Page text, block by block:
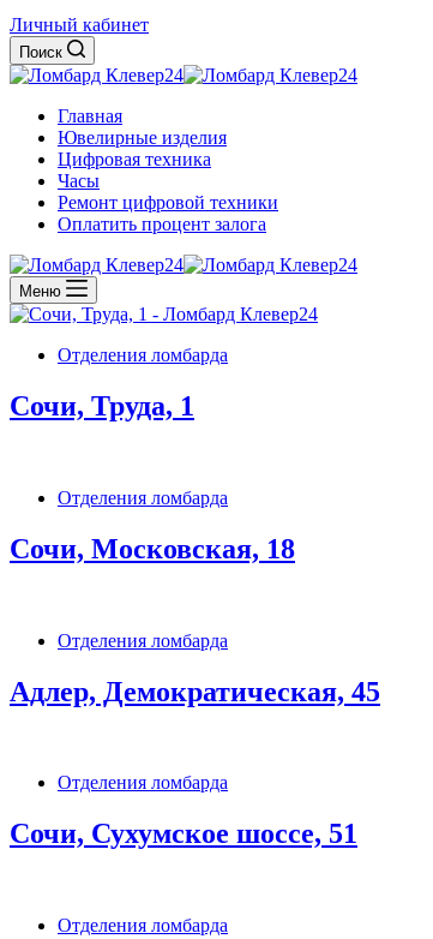
Личный кабинет
Поиск
Главная
Ювелирные изделия
Цифровая техника
Часы
Ремонт цифровой техники
Оплатить процент залога
Меню
Отделения ломбарда
Сочи, Труда, 1
Отделения ломбарда
Сочи, Московская, 18
Отделения ломбарда
Адлер, Демократическая, 45
Отделения ломбарда
Сочи, Сухумское шоссе, 51
Отделения ломбарда